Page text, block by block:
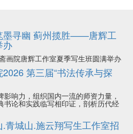
墨寻幽 蓟州揽胜——唐辉工
办
院唐辉工作室夏季写生班圆满举办
2026 第三届“书法传承与探
响力，组织国内一流的师资力量，
书论和实践临写相印证，剖析历代经
.青城山.施云翔写生工作室招